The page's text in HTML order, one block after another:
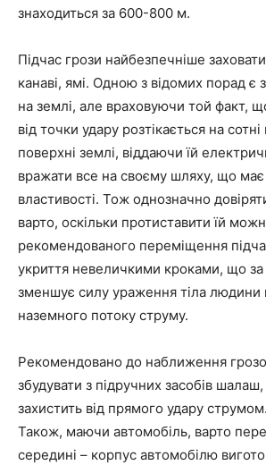
знаходиться за 600-800 м.
Підчас грози найбезпечніше
канаві, ямі. Одною з відомих порад є
на землі, але враховуючи той факт,
від точки удару розтікається на
поверхні землі, віддаючи їй
вражати все на своєму шляху, що має
властивості. Тож однозначно
варто, оскільки протиставити їй
рекомендованого переміщення
укриття невеличкими кроками, що за
зменшує силу ураження тіла людини
наземного потоку струму.
Рекомендовано до наближення
збудувати з підручних засобів
захистить від прямого удару струмом.
Також, маючи автомобіль, варто
середині – корпус автомобілю